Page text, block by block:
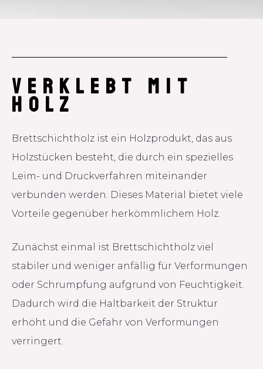
VERKLEBT MIT
HOLZ
Brettschichtholz ist ein Holzprodukt, das aus
Holzstücken besteht, die durch ein spezielles
Leim- und Druckverfahren miteinander
verbunden werden. Dieses Material bietet viele
Vorteile gegenüber herkömmlichem Holz.
Zunächst einmal ist Brettschichtholz viel
stabiler und weniger anfällig für Verformungen
oder Schrumpfung aufgrund von Feuchtigkeit.
Dadurch wird die Haltbarkeit der Struktur
erhöht und die Gefahr von Verformungen
verringert.